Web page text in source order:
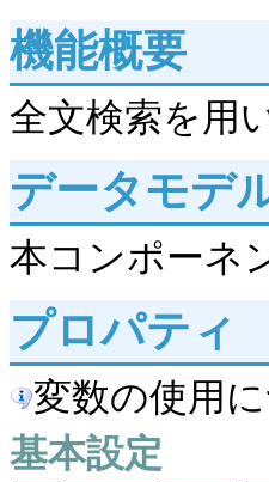
機能概要
全文検索を用
データモデ
本コンポーネ
プロパティ
変数の使用
基本設定